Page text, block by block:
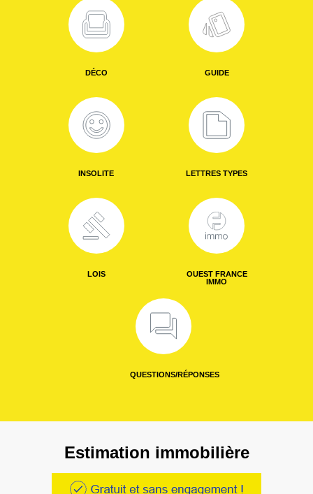
DÉCO GUIDE
INSOLITE LETTRES TYPES
LOIS
OUEST FRANCE
IMMO
QUESTIONS/RÉPONSES
Estimation immobilière